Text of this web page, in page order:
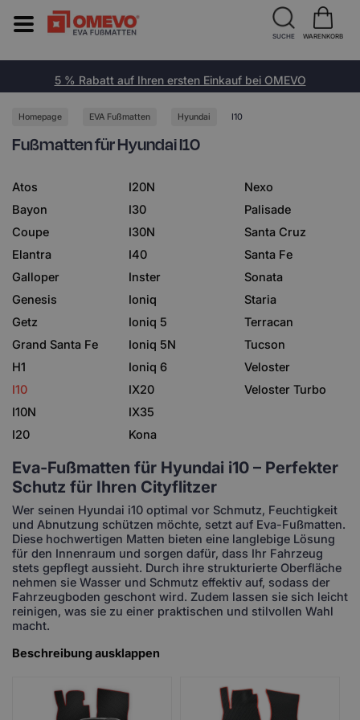
5 % Rabatt auf Ihren ersten Einkauf bei OMEVO
Homepage EVA Fußmatten Hyundai I10
Fußmatten für Hyundai I10
Atos
Bayon
Coupe
Elantra
Galloper
Genesis
Getz
Grand Santa Fe
H1
I10
I10N
I20
I20N
I30
I30N
I40
Inster
Ioniq
Ioniq 5
Ioniq 5N
Ioniq 6
IX20
IX35
Kona
Nexo
Palisade
Santa Cruz
Santa Fe
Sonata
Staria
Terracan
Tucson
Veloster
Veloster Turbo
Eva-Fußmatten für Hyundai i10 – Perfekter
Schutz für Ihren Cityflitzer
Wer seinen Hyundai i10 optimal vor Schmutz, Feuchtigkeit
und Abnutzung schützen möchte, setzt auf Eva-Fußmatten.
Diese hochwertigen Matten bieten eine langlebige Lösung
für den Innenraum und sorgen dafür, dass Ihr Fahrzeug
stets gepflegt aussieht. Durch ihre strukturierte Oberfläche
nehmen sie Wasser und Schmutz effektiv auf, sodass der
Fahrzeugboden geschont wird. Zudem lassen sie sich leicht
reinigen, was sie zu einer praktischen und stilvollen Wahl
macht.
Beschreibung ausklappen
SUCHE WARENKORB